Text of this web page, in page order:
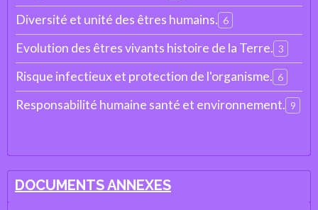
Diversité et unité des êtres humains. 6
Evolution des êtres vivants histoire de la Terre. 3
Risque infectieux et protection de l'organisme. 6
Responsabilité humaine santé et environnement. 9
DOCUMENTS ANNEXES